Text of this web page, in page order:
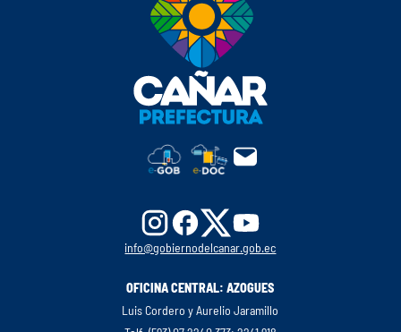
info@gobiernodelcanar.gob.ec
OFICINA CENTRAL: AZOGUES
Luis Cordero y Aurelio Jaramillo